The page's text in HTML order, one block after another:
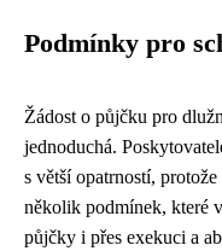
Podmínky pro
Žádost o půjčku pro
jednoduchá.
s větší opatrností,
několik podmínek, které
půjčky i přes exekuci a